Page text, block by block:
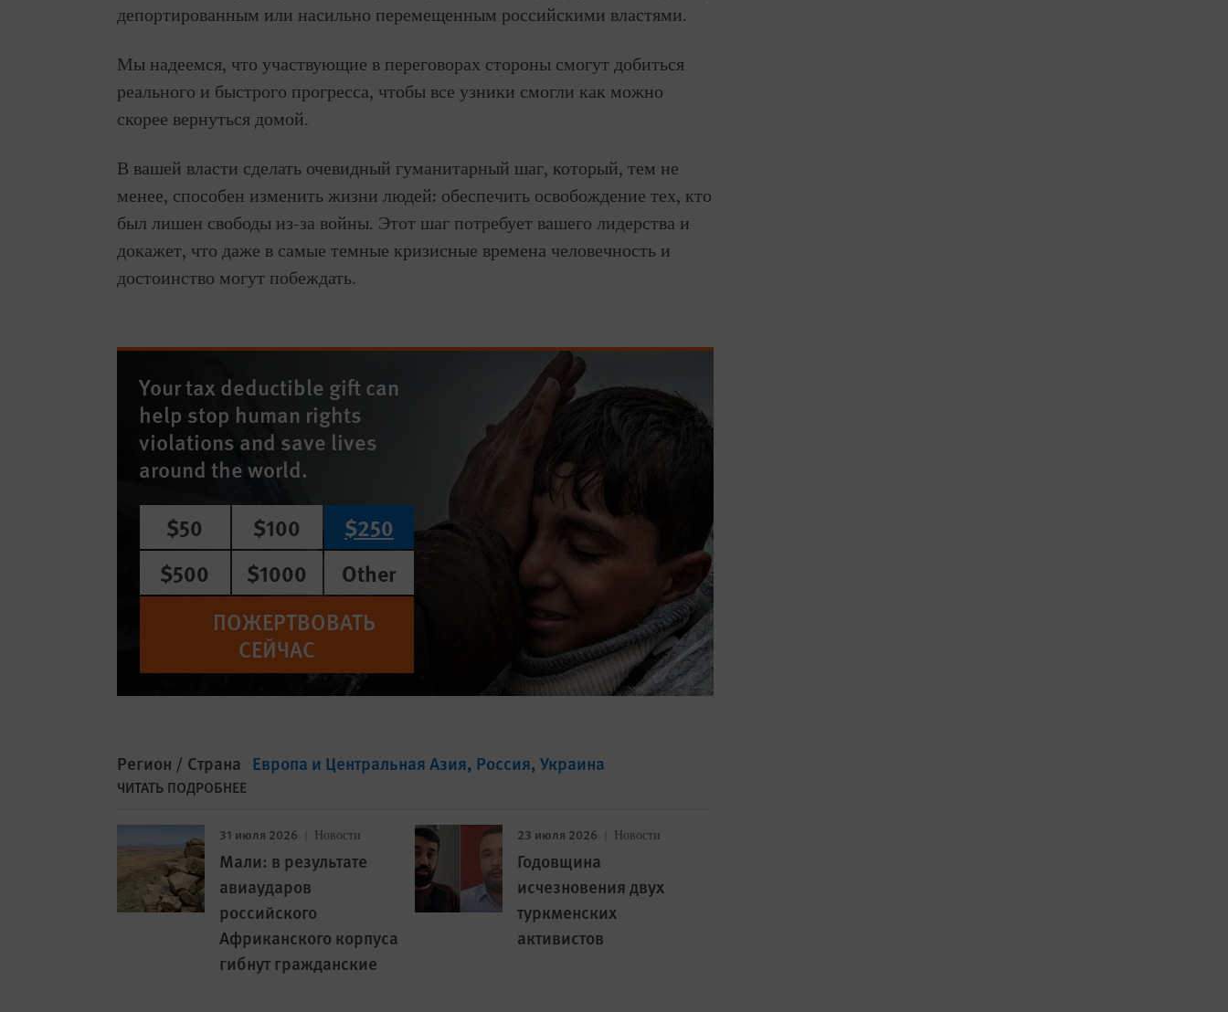
депортированным или насильно перемещенным российскими властями.
Мы надеемся, что участвующие в переговорах стороны смогут добиться
реального и быстрого прогресса, чтобы все узники смогли как можно
скорее вернуться домой.
В вашей власти сделать очевидный гуманитарный шаг, который, тем не
менее, способен изменить жизни людей: обеспечить освобождение тех, кто
был лишен свободы из-за войны. Этот шаг потребует вашего лидерства и
докажет, что даже в самые темные кризисные времена человечность и
достоинство могут побеждать.
Your tax deductible gift can
help stop human rights
violations and save lives
around the world.
$50
$100
$250
$500
$1000
Other
ПОЖЕРТВОВАТЬ
СЕЙЧАС
Регион / Страна Европа и Центральная Азия Россия Украина
ЧИТАТЬ ПОДРОБНЕЕ
31 июля 2026 Новости
Мали: в результате
авиаударов
российского
Африканского корпуса
гибнут гражданские
23 июля 2026 Новости
Годовщина
исчезновения двух
туркменских
активистов